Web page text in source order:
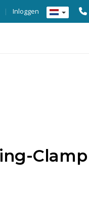
Inloggen
|
Clamp